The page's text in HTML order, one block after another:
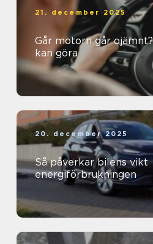
21. december 2025
Går motorn går
kan göra
20. december 2025
Så påverkar bilens vikt
energiförbrukningen